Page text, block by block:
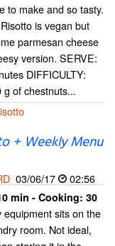
to make and so tasty.
is vegan but
parmesan cheese
version. SERVE:
DIFFICULTY:
of chestnuts...
+ Weekly Menu
03/06/17 02:56
min - Cooking: 30
equipment sits on the
room. Not ideal,